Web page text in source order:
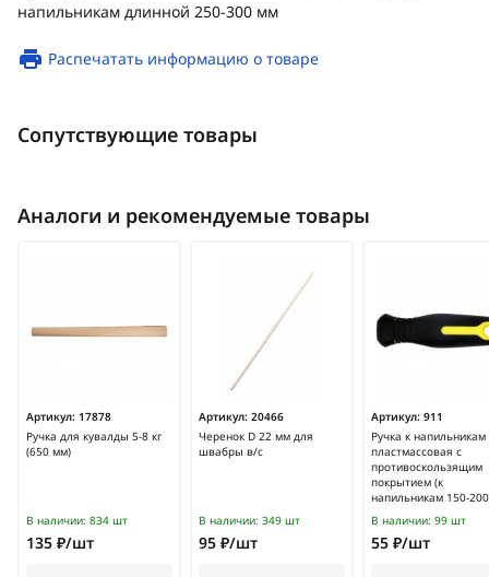
напильникам длинной 250-300 мм
Распечатать информацию о товаре
Сопутствующие товары
Аналоги и рекомендуемые товары
Артикул: 17878
Ручка для кувалды 5-8 кг
(650 мм)
В наличии: 834 шт
135 ₽/шт
Артикул: 20466
Черенок D 22 мм для
швабры в/с
В наличии: 349 шт
95 ₽/шт
Артикул: 911
Ручка к напильникам
пластмассовая с
противоскользящим
покрытием (к
напильникам 150-
В наличии: 99 шт
55 ₽/шт